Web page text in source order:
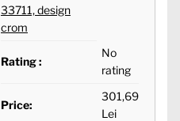
33711, design
crom
Rating :
No
rating
Price:
301,69
Lei